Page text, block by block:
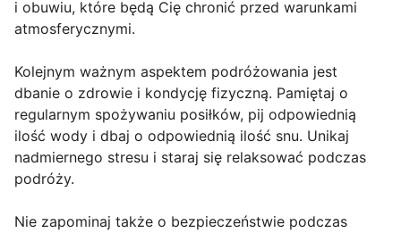
i obuwiu, które będą Cię chronić przed warunkami
atmosferycznymi.
Kolejnym ważnym aspektem podróżowania jest
dbanie o zdrowie i kondycję fizyczną. Pamiętaj o
regularnym spożywaniu posiłków, pij odpowiednią
ilość wody i dbaj o odpowiednią ilość snu. Unikaj
nadmiernego stresu i staraj się relaksować podczas
podróży.
Nie zapominaj także o bezpieczeństwie podczas